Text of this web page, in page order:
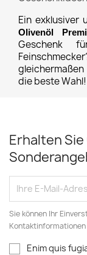
Ein exklusiver
Olivenöl
Geschenk
die beste Wahl!
Erhalten
Sie können Ihr
Enim quis